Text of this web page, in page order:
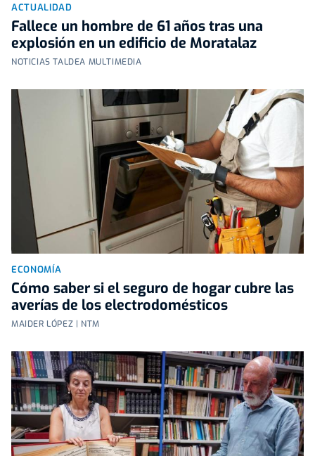
ACTUALIDAD
Fallece un hombre de 61 años tras una
explosión en un edificio de Moratalaz
NOTICIAS TALDEA MULTIMEDIA
ECONOMÍA
Cómo saber si el seguro de hogar cubre las
averías de los electrodomésticos
MAIDER LÓPEZ | NTM